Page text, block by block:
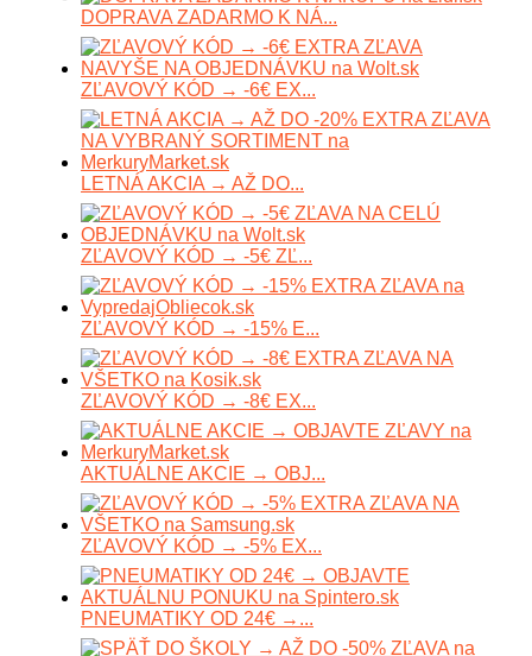
DOPRAVA ZADARMO K NÁ...
ZĽAVOVÝ KÓD → -6€ EX...
LETNÁ AKCIA → AŽ DO...
ZĽAVOVÝ KÓD → -5€ ZĽ...
ZĽAVOVÝ KÓD → -15% E...
ZĽAVOVÝ KÓD → -8€ EX...
AKTUÁLNE AKCIE → OBJ...
ZĽAVOVÝ KÓD → -5% EX...
PNEUMATIKY OD 24€ →...